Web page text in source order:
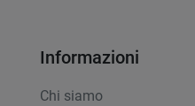
Informazioni
Chi siamo